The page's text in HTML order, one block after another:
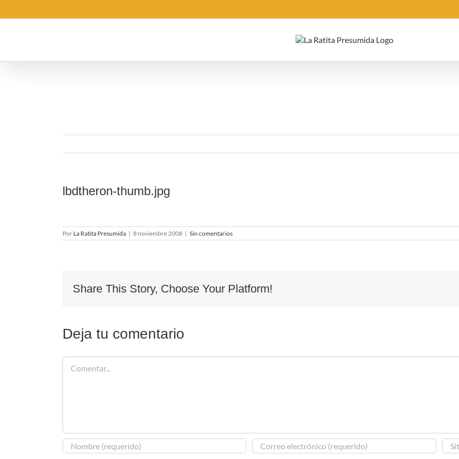
lbdtheron-thumb.jpg
Por La Ratita Presumida | 8 noviembre 2008 | Sin comentarios
Share This Story, Choose Your Platform!
Deja tu comentario
Comentar